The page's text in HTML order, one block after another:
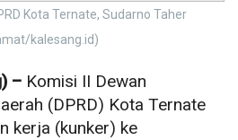
Kota Ternate, Sudarno Taher
kalesang.id)
– Komisi II Dewan
(DPRD) Kota Ternate
kerja (kunker) ke